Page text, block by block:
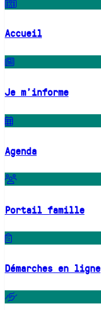
Accueil
Je m'informe
Agenda
Portail famille
Démarches en ligne